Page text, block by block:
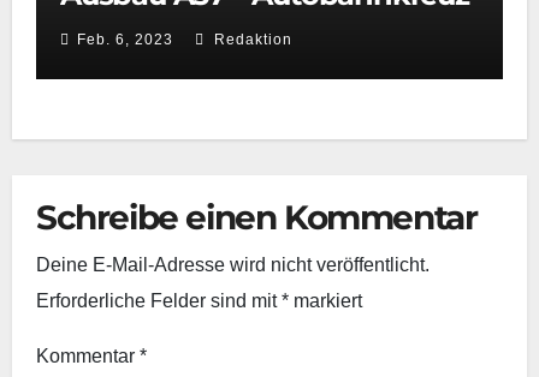
Neuss-West und
Reuschenberg
Feb. 6, 2023 Redaktion
Schreibe einen Kommentar
Deine E-Mail-Adresse wird nicht veröffentlicht.
Erforderliche Felder sind mit* markiert
Kommentar *